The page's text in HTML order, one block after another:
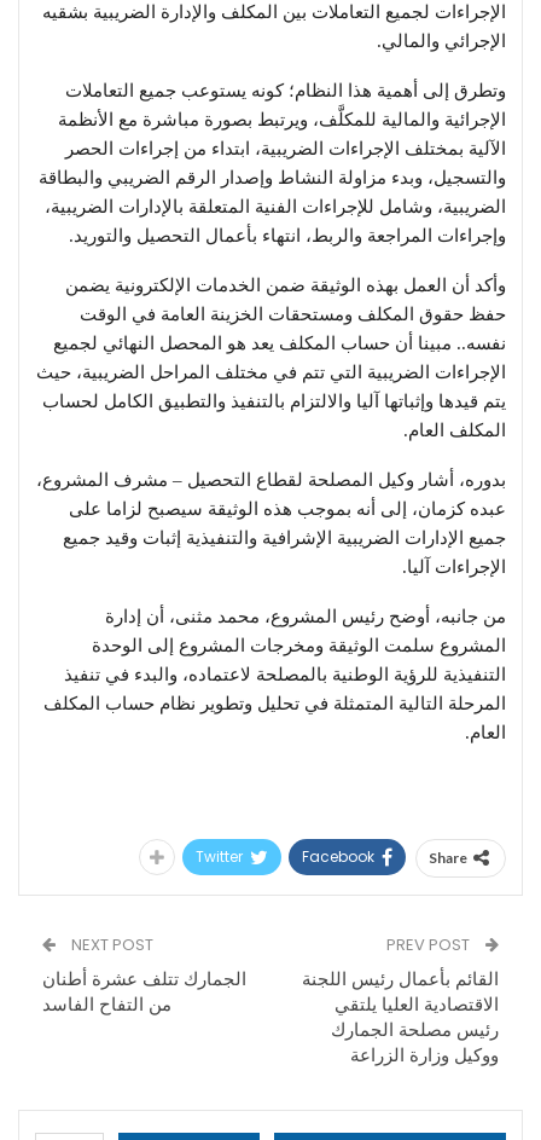
الإجراءات لجميع التعاملات بين المكلف والإدارة الضريبية بشقيه
الإجرائي والمالي.
وتطرق إلى أهمية هذا النظام؛ كونه يستوعب جميع التعاملات
الإجرائية والمالية للمكلَّف، ويرتبط بصورة مباشرة مع الأنظمة
الآلية بمختلف الإجراءات الضريبية، ابتداء من إجراءات الحصر
والتسجيل، وبدء مزاولة النشاط وإصدار الرقم الضريبي والبطاقة
الضريبية، وشامل للإجراءات الفنية المتعلقة بالإدارات الضريبية،
وإجراءات المراجعة والربط، انتهاء بأعمال التحصيل والتوريد.
وأكد أن العمل بهذه الوثيقة ضمن الخدمات الإلكترونية يضمن
حفظ حقوق المكلف ومستحقات الخزينة العامة في الوقت
نفسه.. مبينا أن حساب المكلف يعد هو المحصل النهائي لجميع
الإجراءات الضريبية التي تتم في مختلف المراحل الضريبية، حيث
يتم قيدها وإثباتها آليا والالتزام بالتنفيذ والتطبيق الكامل لحساب
المكلف العام.
بدوره، أشار وكيل المصلحة لقطاع التحصيل – مشرف المشروع،
عبده كزمان، إلى أنه بموجب هذه الوثيقة سيصبح لزاما على
جميع الإدارات الضريبية الإشرافية والتنفيذية إثبات وقيد جميع
الإجراءات آليا.
من جانبه، أوضح رئيس المشروع، محمد مثنى، أن إدارة
المشروع سلمت الوثيقة ومخرجات المشروع إلى الوحدة
التنفيذية للرؤية الوطنية بالمصلحة لاعتماده، والبدء في تنفيذ
المرحلة التالية المتمثلة في تحليل وتطوير نظام حساب المكلف
العام.
Share
Facebook
Twitter
القائم بأعمال رئيس اللجنة
الاقتصادية العليا يلتقي
رئيس مصلحة الجمارك
ووكيل وزارة الزراعة
NEXT POST
الجمارك تتلف عشرة أطنان
من التفاح الفاسد